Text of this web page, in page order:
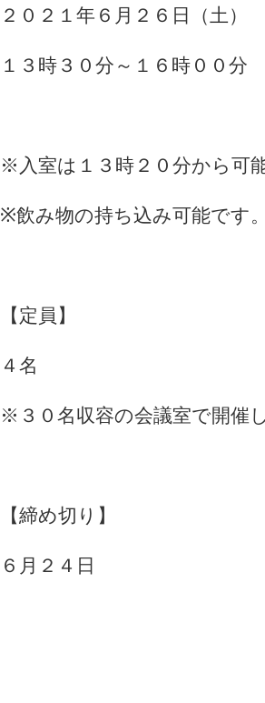
２０２１年６月２６日（土
１３時３０分～１６時００分
※入室は１３時２０分から可
※飲み物の持ち込み可能です
【定員】
４名
※３０名収容の会議室で開催
【締め切り】
６月２４日